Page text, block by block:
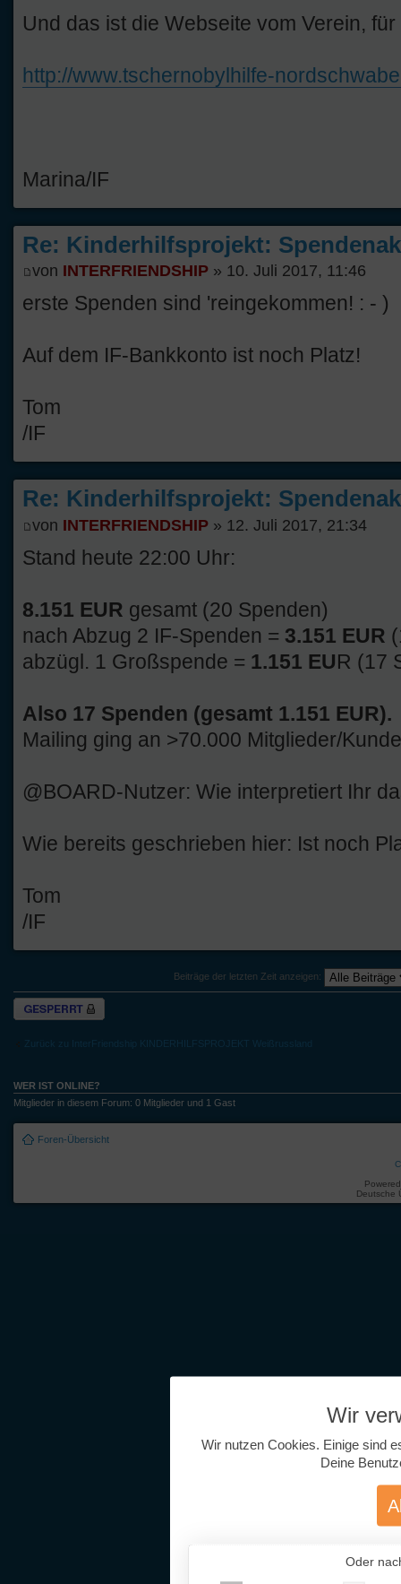
Und das ist die Webseite vom Verein,
http://www.tschernobylhilfe-
Marina/IF
Re: Kinderhilfsprojekt:
von INTERFRIENDSHIP » 10. Juli 2017, 11:46
erste Spenden sind 'reingekommen! : - )
Auf dem IF-Bankkonto ist noch Platz!
Tom
/IF
Re: Kinderhilfsprojekt:
von INTERFRIENDSHIP » 12. Juli 2017, 21:34
Stand heute 22:00 Uhr:
8.151 EUR gesamt (20 Spenden)
nach Abzug 2 IF-Spenden = 3.151 EUR
abzügl. 1 Großspende = 1.151 EUR (17
Also 17 Spenden (gesamt 1.151 EUR).
Mailing ging an >70.000 Mitglieder/
@BOARD-Nutzer: Wie interpretiert Ihr
Wie bereits geschrieben hier: Ist noch
Tom
/IF
Beiträge der letzten Zeit anzeigen:
Thema gesperrt
Zurück zu InterFriendship KINDERHILFSPROJEKT Weißrussland
WER IST ONLINE?
Mitglieder in diesem Forum: 0 Mitglieder und 1 Gast
Foren-Übersicht
Deutsche
Wir
Wir nutzen Cookies. Einige sind
Deine
Oder